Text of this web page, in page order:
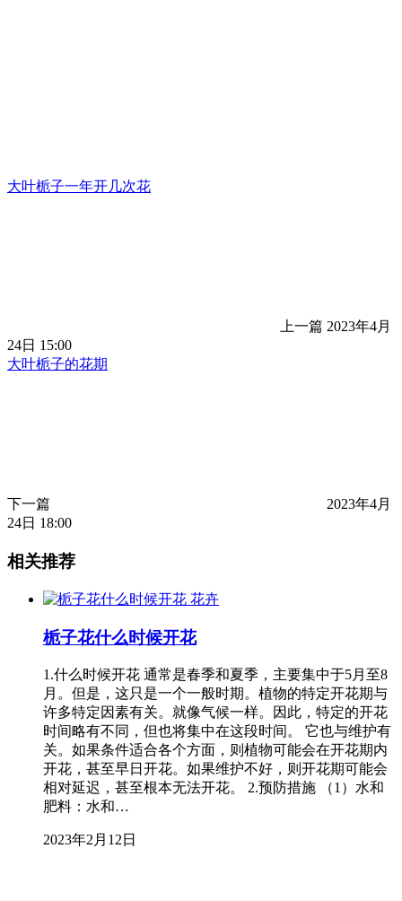
大叶栀子一年开几次花
上一篇 2023年4月
24日 15:00
大叶栀子的花期
下一篇
2023年4月
24日 18:00
相关推荐
花卉
栀子花什么时候开花
1.什么时候开花 通常是春季和夏季，主要集中于5月至8
月。但是，这只是一个一般时期。植物的特定开花期与
许多特定因素有关。就像气候一样。因此，特定的开花
时间略有不同，但也将集中在这段时间。 它也与维护有
关。如果条件适合各个方面，则植物可能会在开花期内
开花，甚至早日开花。如果维护不好，则开花期可能会
相对延迟，甚至根本无法开花。 2.预防措施 （1）水和
肥料：水和…
2023年2月12日